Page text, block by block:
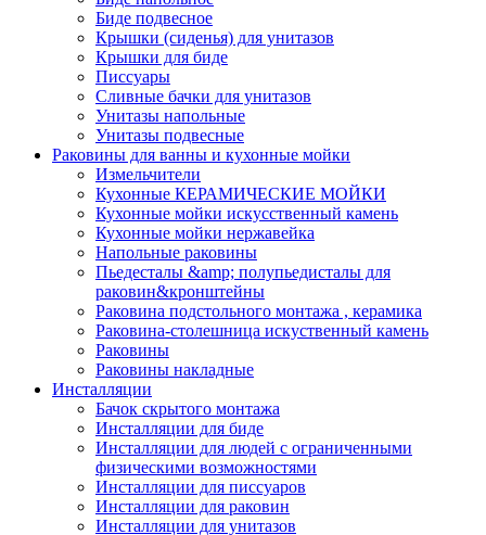
Биде подвесное
Крышки (сиденья) для унитазов
Крышки для биде
Писсуары
Сливные бачки для унитазов
Унитазы напольные
Унитазы подвесные
Раковины для ванны и кухонные мойки
Измельчители
Кухонные КЕРАМИЧЕСКИЕ МОЙКИ
Кухонные мойки искусственный камень
Кухонные мойки нержавейка
Напольные раковины
Пьедесталы &amp; полупьедисталы для
раковин&кронштейны
Раковина подстольного монтажа , керамика
Раковина-столешница искуственный камень
Раковины
Раковины накладные
Инсталляции
Бачок скрытого монтажа
Инсталляции для биде
Инсталляции для людей с ограниченными
физическими возможностями
Инсталляции для писсуаров
Инсталляции для раковин
Инсталляции для унитазов